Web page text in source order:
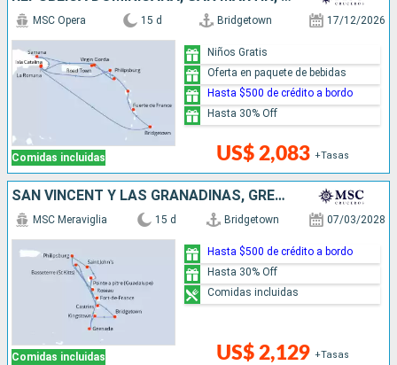
Comidas incluidas
MSC Opera 15 d Bridgetown 17/12/2026
US$ 2,083 +Tasas
Niños Gratis
Oferta en paquete de bebidas
Hasta $500 de crédito a bordo
Hasta 30% Off
SAN VINCENT Y LAS GRANADINAS, GRENADA, ANTIGUA Y BARBUDA, SAN MARTÍN, DOMINICA, SANTA LUCIA, BARBADOS
Comidas incluidas
MSC Meraviglia 15 d Bridgetown 07/03/2028
US$ 2,129 +Tasas
Hasta $500 de crédito a bordo
Hasta 30% Off
Comidas incluidas